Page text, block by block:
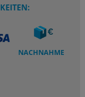
NACHNAHME